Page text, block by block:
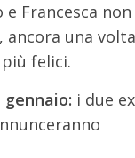
Francesca non
una
felici.
i due ex